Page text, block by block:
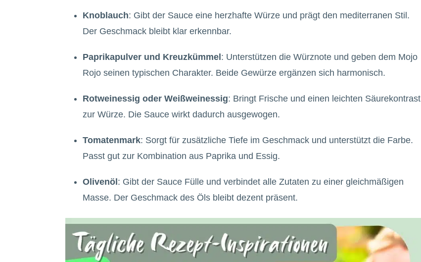
Knoblauch: Gibt der Sauce eine herzhafte Würze und prägt den mediterranen Stil.
Der Geschmack bleibt klar erkennbar.
Paprikapulver und Kreuzkümmel: Unterstützen die Würznote und geben dem Mojo
Rojo seinen typischen Charakter. Beide Gewürze ergänzen sich harmonisch.
Rotweinessig oder Weißweinessig: Bringt Frische und einen leichten Säurekontrast
zur Würze. Die Sauce wirkt dadurch ausgewogen.
Tomatenmark: Sorgt für zusätzliche Tiefe im Geschmack und unterstützt die Farbe.
Passt gut zur Kombination aus Paprika und Essig.
Olivenöl: Gibt der Sauce Fülle und verbindet alle Zutaten zu einer gleichmäßigen
Masse. Der Geschmack des Öls bleibt dezent präsent.